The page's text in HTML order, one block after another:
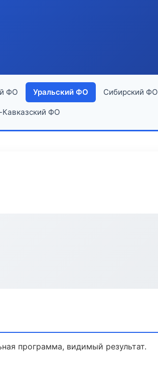
ФО Уральский ФО Сибирский ФО
ФО
программа, видимый результат.